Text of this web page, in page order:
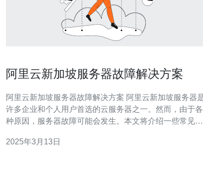
阿里云新加坡服务器故障解决方案
阿里云新加坡服务器故障解决方案 阿里云新加坡服务器是
许多企业和个人用户首选的云服务器之一。然而，由于各
种原因，服务器故障可能会发生。本文将介绍一些常见的
硬件故障、网络问题、配置错误等。这些问题可能会导致
2025年3月13日